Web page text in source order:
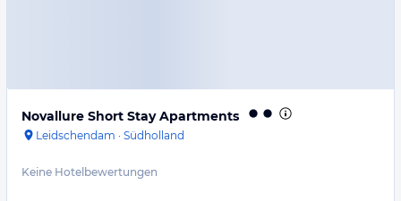
Novallure Short Stay Apartments
Leidschendam · Südholland
Keine Hotelbewertungen